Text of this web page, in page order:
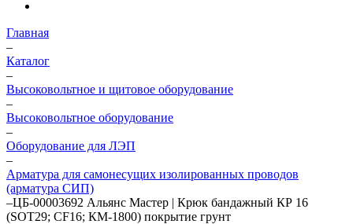
Главная
–
Каталог
–
Высоковольтное и щитовое оборудование
–
Высоковольтное оборудование
–
Оборудование для ЛЭП
–
Арматура для самонесущих изолированных проводов
(арматура СИП)
–ЦБ-00003692 Альянс Мастер | Крюк бандажный КР 16
(SOT29; CF16; КМ-1800) покрытие грунт